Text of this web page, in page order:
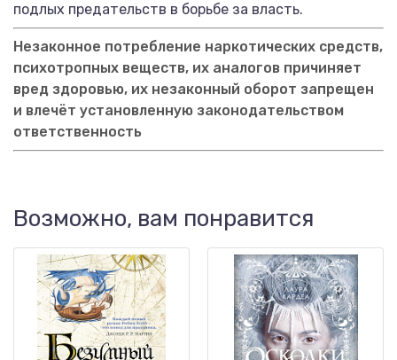
подлых предательств в борьбе за власть.
Незаконное потребление наркотических средств,
психотропных веществ, их аналогов причиняет
вред здоровью, их незаконный оборот запрещен
и влечёт установленную законодательством
ответственность
Возможно, вам понравится